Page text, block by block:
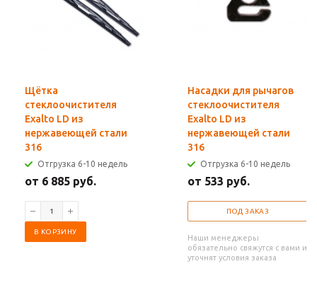
Щётка
стеклоочистителя
Exalto LD из
нержавеющей стали
316
Отгрузка 6-10 недель
от 6 885 руб.
В КОРЗИНУ
Насадки для рычагов
стеклоочистителя
Exalto LD из
нержавеющей стали
316
Отгрузка 6-10 недель
от 533 руб.
ПОД ЗАКАЗ
Наши менеджеры
обязательно свяжутся с вами и
уточнят условия заказа